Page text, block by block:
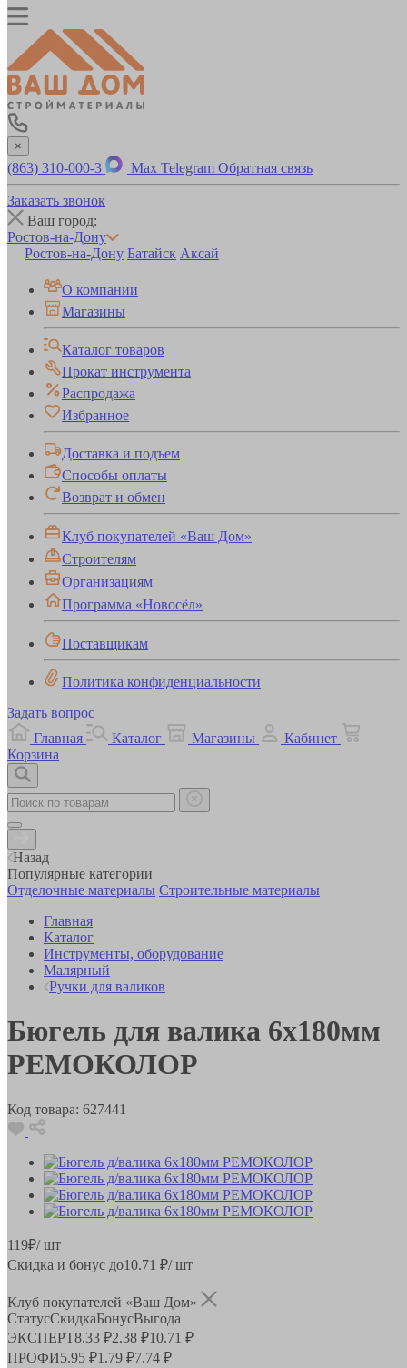
×
(863) 310-000-3 Max Telegram Обратная связь
Заказать звонок
Ваш город:
Ростов-на-Дону
Ростов-на-Дону Батайск Аксай
О компании
Магазины
Каталог товаров
Прокат инструмента
Распродажа
Избранное
Доставка и подъем
Способы оплаты
Возврат и обмен
Клуб покупателей «Ваш Дом»
Строителям
Организациям
Программа «Новосёл»
Поставщикам
Политика конфиденциальности
Задать вопрос
Главная
Каталог Магазины
Кабинет
Корзина
Назад
Популярные категории
Отделочные материалы Строительные материалы
Главная
Каталог
Инструменты, оборудование
Малярный
Ручки для валиков
Бюгель для валика 6х180мм
РЕМОКОЛОР
Код товара: 627441
119₽/ шт
Скидка и бонус до10.71 ₽/ шт
Клуб покупателей «Ваш Дом»
СтатусСкидкаБонусВыгода
ЭКСПЕРТ8.33 ₽2.38 ₽10.71 ₽
ПРОФИ5.95 ₽1.79 ₽7.74 ₽